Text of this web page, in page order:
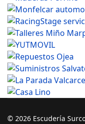
© 2026 Escudería